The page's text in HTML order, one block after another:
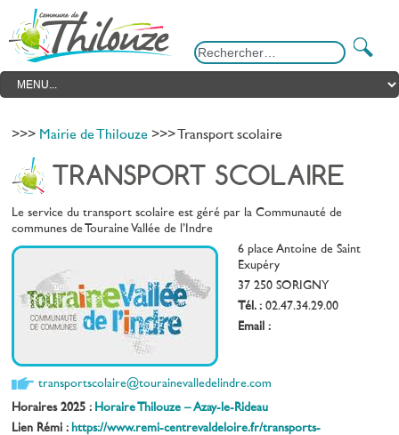
>>> Mairie de Thilouze >>> Transport scolaire
TRANSPORT SCOLAIRE
Le service du transport scolaire estgéré par la Communauté de
communes de Touraine Vallée de l’Indre
6 place Antoine de Saint
Exupéry
37 250 SORIGNY
Tél. : 02.47.34.29.00
Email :
transportscolaire@tourainevalledelindre.com
Horaires 2025 : Horaire Thilouze – Azay-le-Rideau
Lien Rémi : https://www.remi-centrevaldeloire.fr/transports-